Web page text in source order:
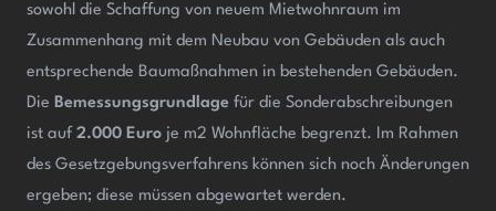
sowohl die Schaffung von neuem Mietwohnraum im
Zusammenhang mit dem Neubau von Gebäuden als auch
entsprechende Baumaßnahmen in bestehenden Gebäuden.
Die Bemessungsgrundlage für die Sonderabschreibungen
ist auf 2.000 Euro je m2 Wohnfläche begrenzt. Im Rahmen
des Gesetzgebungsverfahrens können sich noch Änderungen
ergeben; diese müssen abgewartet werden.